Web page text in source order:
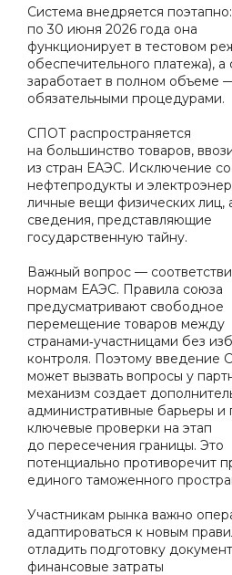
Система внедряется поэтапно:
по 30 июня 2026 года она
функционирует в тестовом
обеспечительного платежа), а
заработает в полном объеме
обязательными процедурами.
СПОТ распространяется
на большинство товаров,
из стран ЕАЭС. Исключение
нефтепродукты и
личные вещи физических лиц,
сведения, представляющие
государственную тайну.
Важный вопрос —
нормам ЕАЭС. Правила союза
предусматривают свободное
перемещение товаров между
странами‑участницами без
контроля. Поэтому введение
может вызвать вопросы у
механизм создает
административные барьеры и
ключевые проверки на этап
до пересечения границы. Это
потенциально противоречит
единого таможенного
Участникам рынка важно
адаптироваться к новым
отладить подготовку
финансовые затраты